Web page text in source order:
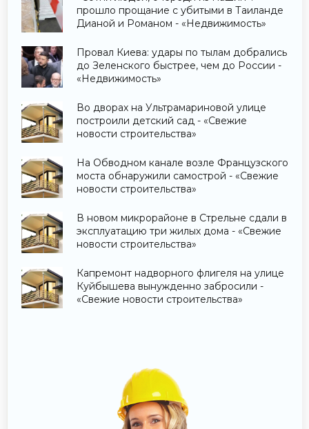
прошло прощание с убитыми в Таиланде
Дианой и Романом - «Недвижимость»
Провал Киева: удары по тылам добрались
до Зеленского быстрее, чем до России -
«Недвижимость»
Во дворах на Ультрамариновой улице
построили детский сад - «Свежие
новости строительства»
На Обводном канале возле Французского
моста обнаружили самострой - «Свежие
новости строительства»
В новом микрорайоне в Стрельне сдали в
эксплуатацию три жилых дома - «Свежие
новости строительства»
Капремонт надворного флигеля на улице
Куйбышева вынужденно забросили -
«Свежие новости строительства»